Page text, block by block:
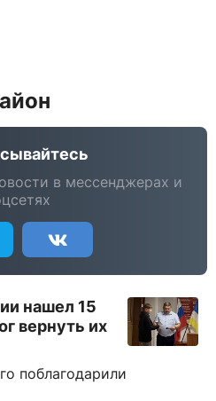
в мессенджерах и
нашел 15
вернуть их
поблагодарили